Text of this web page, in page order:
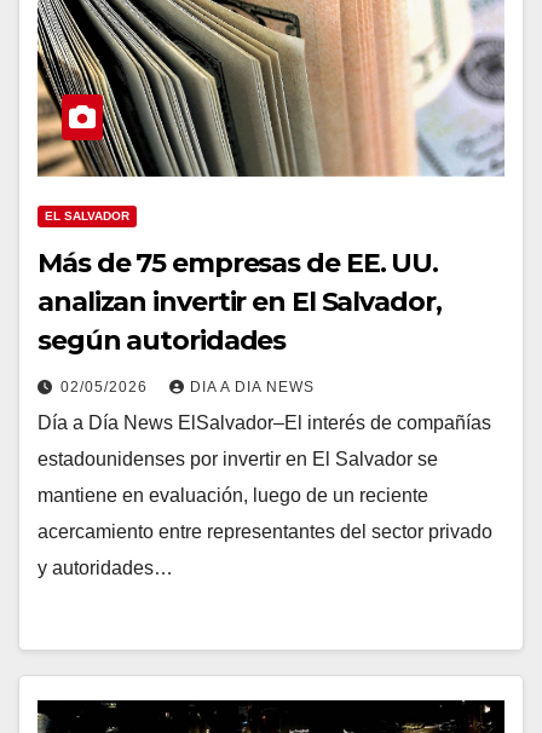
EL SALVADOR
Más de 75 empresas de EE. UU.
analizan invertir en El Salvador,
según autoridades
02/05/2026 DIA A DIA NEWS
Día a Día News ElSalvador–El interés de compañías
estadounidenses por invertir en El Salvador se
mantiene en evaluación, luego de un reciente
acercamiento entre representantes del sector privado
y autoridades…